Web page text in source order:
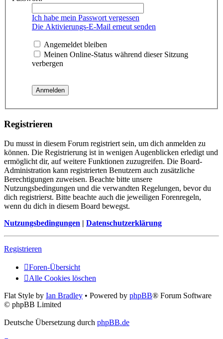
Ich habe mein Passwort vergessen
Die Aktivierungs-E-Mail erneut senden
Angemeldet bleiben
Meinen Online-Status während dieser Sitzung
verbergen
Registrieren
Du musst in diesem Forum registriert sein, um dich anmelden zu
können. Die Registrierung ist in wenigen Augenblicken erledigt und
ermöglicht dir, auf weitere Funktionen zuzugreifen. Die Board-
Administration kann registrierten Benutzern auch zusätzliche
Berechtigungen zuweisen. Beachte bitte unsere
Nutzungsbedingungen und die verwandten Regelungen, bevor du
dich registrierst. Bitte beachte auch die jeweiligen Forenregeln,
wenn du dich in diesem Board bewegst.
Nutzungsbedingungen | Datenschutzerklärung
Registrieren
Foren-Übersicht
Alle Cookies löschen
Flat Style by Ian Bradley • Powered by phpBB® Forum Software
© phpBB Limited
Deutsche Übersetzung durch phpBB.de